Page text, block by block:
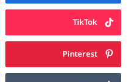
TikTok
Pinterest